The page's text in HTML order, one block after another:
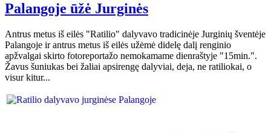
Palangoje ūžė Jurginės
Antrus metus iš eilės "Ratilio" dalyvavo tradicinėje Jurginių šventėje
Palangoje ir antrus metus iš eilės užėmė didelę dalį renginio
apžvalgai skirto fotoreportažo nemokamame dienraštyje "15min.".
Žavus šuniukas bei žaliai apsirengę dalyviai, deja, ne ratiliokai, o
visur kitur...